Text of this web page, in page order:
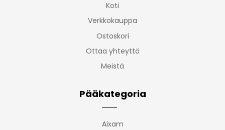
Koti
Verkkokauppa
Ostoskori
Ottaa yhteyttä
Meistä
Pääkategoria
Aixam